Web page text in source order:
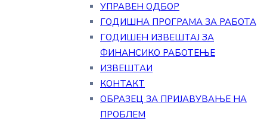
УПРАВЕН ОДБОР
ГОДИШНА ПРОГРАМА ЗА РАБОТА
ГОДИШЕН ИЗВЕШТАЈ ЗА
ФИНАНСИКО РАБОТЕЊЕ
ИЗВЕШТАИ
КОНТАКТ
ОБРАЗЕЦ ЗА ПРИЈАВУВАЊЕ НА
ПРОБЛЕМ